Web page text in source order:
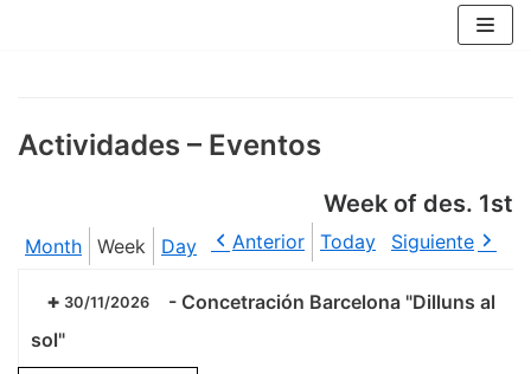
Actividades – Eventos
Week of des. 1st
Month Week Day Anterior Today Siguiente
30/11/2026 - Concetración Barcelona "Dilluns al
sol"